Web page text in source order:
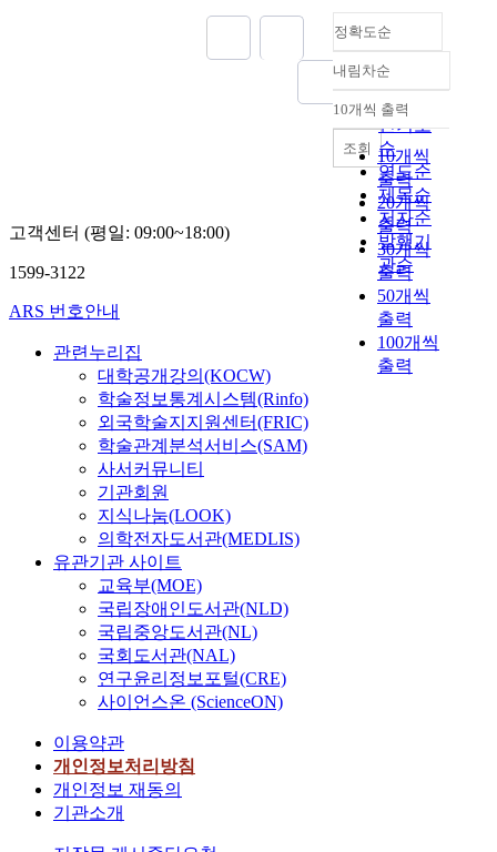
정확도순
정확도
순
인기도
순
연도순
제목순
저자순
발행기
관순
내림차순
내림차순
10개씩 출력
10개씩
출력
20개씩
출력
30개씩
출력
50개씩
출력
100개씩
출력
조회
고객센터 (평일: 09:00~18:00)
1599-3122
ARS 번호안내
관련누리집
대학공개강의(KOCW)
학술정보통계시스템(Rinfo)
외국학술지지원센터(FRIC)
학술관계분석서비스(SAM)
사서커뮤니티
기관회원
지식나눔(LOOK)
의학전자도서관(MEDLIS)
유관기관 사이트
교육부(MOE)
국립장애인도서관(NLD)
국립중앙도서관(NL)
국회도서관(NAL)
연구윤리정보포털(CRE)
사이언스온 (ScienceON)
이용약관
개인정보처리방침
개인정보 재동의
기관소개